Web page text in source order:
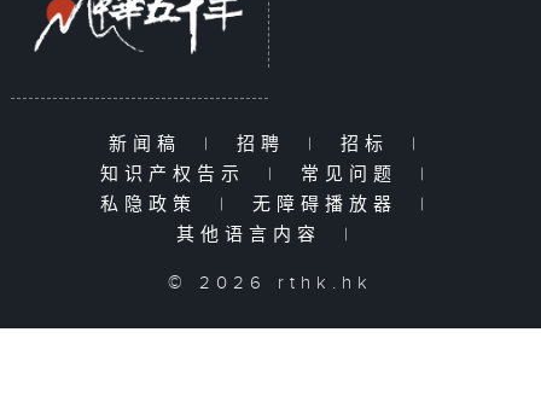
新闻稿 | 招聘 | 招标
|
知识产权告示
| 常见问题
|
私隐政策
| 无障碍播放器
|
其他语言内容
|
© 2026 rthk.hk